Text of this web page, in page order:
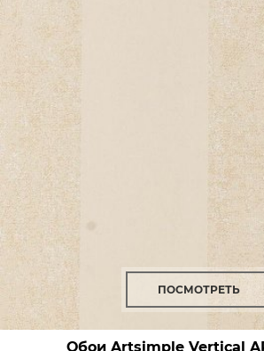
ПОСМОТРЕТЬ
Обои Artsimple Vertical